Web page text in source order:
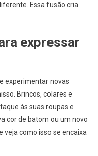
Essa fusão cria
expressar
experimentar novas
Brincos, colares e
às suas roupas e
cor de batom ou um novo
veja como isso se encaixa